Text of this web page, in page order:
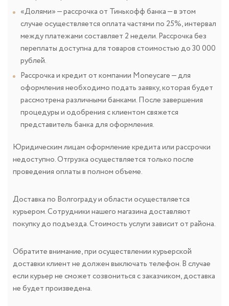
«Долями» — рассрочка от Тинькофф банка — в этом
случае осуществляется оплата частями по 25%, интервал
между платежами составляет 2 недели. Рассрочка без
переплаты доступна для товаров стоимостью до 30 000
рублей.
Рассрочка и кредит от компании Moneycare — для
оформления необходимо подать заявку, которая будет
рассмотрена различными банками. После завершения
процедуры и одобрения с клиентом свяжется
представитель банка для оформления.
Юридическим лицам оформление кредита или рассрочки
недоступно. Отгрузка осуществляется только после
проведения оплаты в полном объеме.
Доставка по Волгограду и области осуществляется
курьером. Сотрудники нашего магазина доставляют
покупку до подъезда. Стоимость услуги зависит от района.
Обратите внимание, при осуществлении курьерской
доставки клиент не должен выключать телефон. В случае
если курьер не сможет созвониться с заказчиком, доставка
не будет произведена.